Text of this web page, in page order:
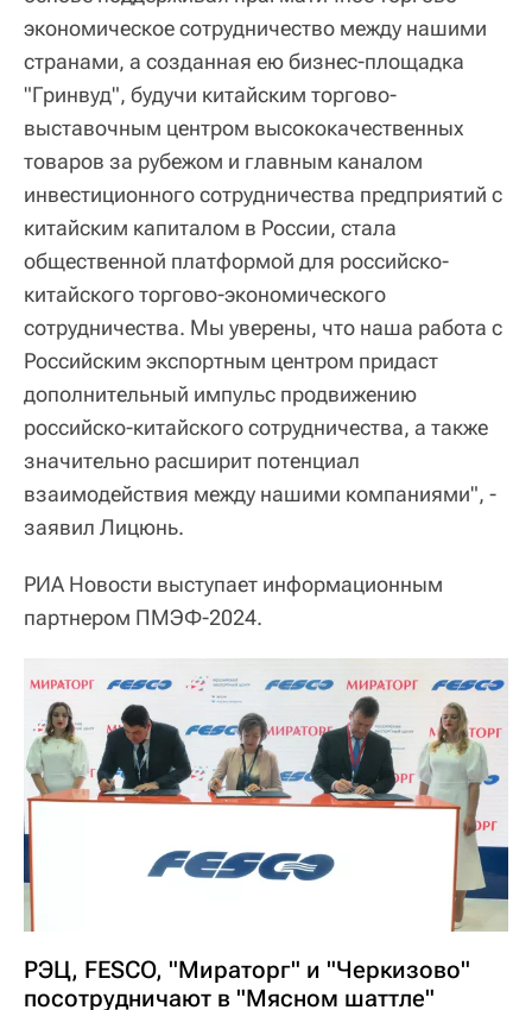
экономическое сотрудничество между нашими
странами, а созданная ею бизнес-площадка
"Гринвуд", будучи китайским торгово-
выставочным центром высококачественных
товаров за рубежом и главным каналом
инвестиционного сотрудничества предприятий с
китайским капиталом в России, стала
общественной платформой для российско-
китайского торгово-экономического
сотрудничества. Мы уверены, что наша работа с
Российским экспортным центром придаст
дополнительный импульс продвижению
российско-китайского сотрудничества, а также
значительно расширит потенциал
взаимодействия между нашими компаниями", -
заявил Лицюнь.
РИА Новости выступает информационным
партнером ПМЭФ-2024.
РЭЦ, FESCO, "Мираторг" и "Черкизово"
посотрудничают в "Мясном шаттле"